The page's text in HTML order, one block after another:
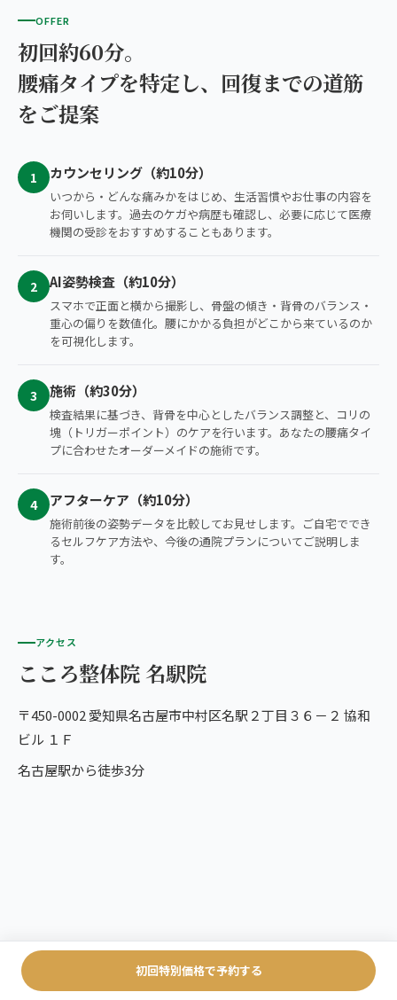
OFFER
初回約60分。
腰痛タイプを特定し、回復までの道筋
をご提案
1 カウンセリング（約10分）
いつから・どんな痛みかをはじめ、生活習慣やお仕事の内容を
お伺いします。過去のケガや病歴も確認し、必要に応じて医療
機関の受診をおすすめすることもあります。
2 AI姿勢検査（約10分）
スマホで正面と横から撮影し、骨盤の傾き・背骨のバランス・
重心の偏りを数値化。腰にかかる負担がどこから来ているのか
を可視化します。
3 施術（約30分）
検査結果に基づき、背骨を中心としたバランス調整と、コリの
塊（トリガーポイント）のケアを行います。あなたの腰痛タイ
プに合わせたオーダーメイドの施術です。
4 アフターケア（約10分）
施術前後の姿勢データを比較してお見せします。ご自宅ででき
るセルフケア方法や、今後の通院プランについてご説明しま
す。
アクセス
こころ整体院 名駅院
〒450-0002 愛知県名古屋市中村区名駅２丁目３６－２ 協和
ビル １Ｆ
名古屋駅から徒歩3分
初回特別価格で予約する